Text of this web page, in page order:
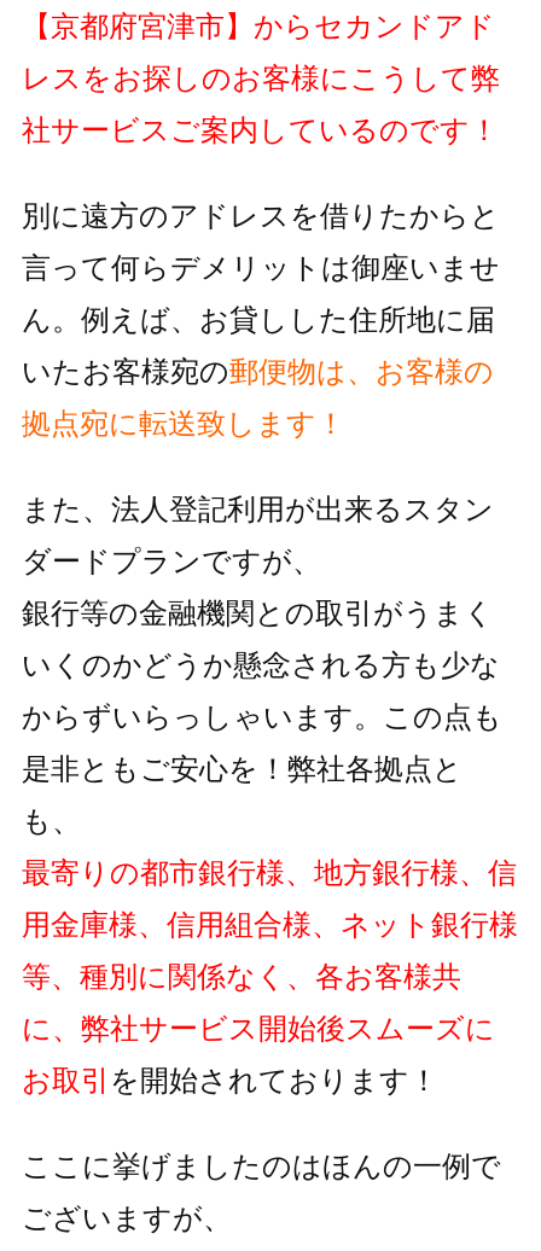
【京都府宮津市】 からセカンドアド
レスをお探しのお客様にこうして弊
社サービスご案内しているのです！
別に遠方のアドレスを借りたからと
言って何らデメリットは御座いませ
ん。例えば、お貸しした住所地に届
いたお客様宛の郵便物は、お客様の
拠点宛に転送致します！
また、法人登記利用が出来るスタン
ダードプランですが、
銀行等の金融機関との取引がうまく
いくのかどうか懸念される方も少な
からずいらっしゃいます。この点も
是非ともご安心を！弊社各拠点と
も、
最寄りの都市銀行様、地方銀行様、信
用金庫様、信用組合様、ネット銀行様
等、種別に関係なく、各お客様共
に、弊社サービス開始後スムーズに
お取引 を開始されております！
ここに挙げましたのはほんの一例で
ございますが、